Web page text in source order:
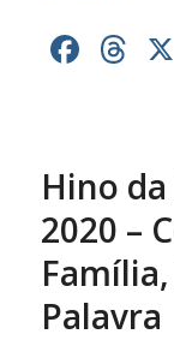
Hino
2020 –
Palavra